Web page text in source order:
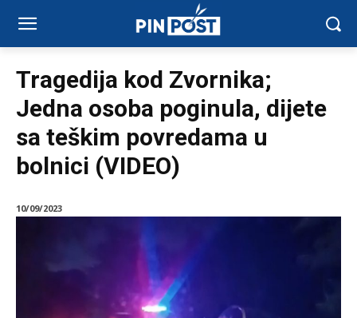
Tragedija kod Zvornika;
Jedna osoba poginula, dijete
sa teškim povredama u
bolnici (VIDEO)
10/09/2023